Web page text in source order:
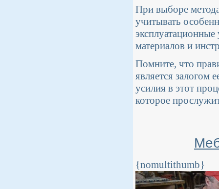
При выборе
учитывать
материалов и
Помните, что
является залогом
усилия в этот
которое
{nomultithumb}